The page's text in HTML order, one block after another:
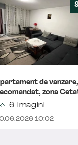
de
zona
6 imagini
10:02